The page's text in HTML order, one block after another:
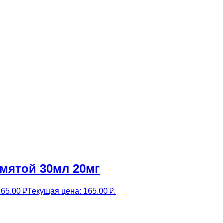
30мл 20мг
₽Текущая цена: 165.00 ₽.